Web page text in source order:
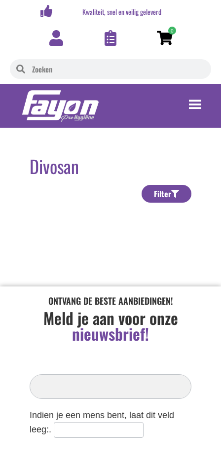
Kwaliteit, snel en veilig geleverd
0
Divosan
Filter
ONTVANG DE BESTE AANBIEDINGEN!
Meld je aan voor onze
nieuwsbrief!
Inschrijven
Nieuwsbrief
Indien je een mens bent, laat dit veld
leeg:.